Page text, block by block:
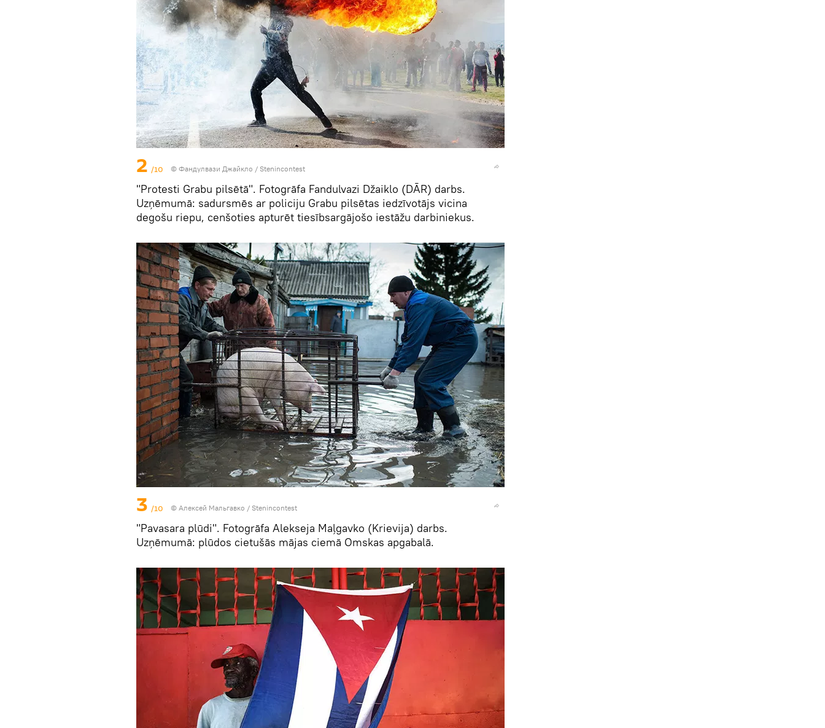
2 /10 © Фандулвази Джайкло / Stenincontest
"Protesti Grabu pilsētā". Fotogrāfa Fandulvazi Džaiklo (DĀR) darbs.
Uzņēmumā: sadursmēs ar policiju Grabu pilsētas iedzīvotājs vicina
degošu riepu, cenšoties apturēt tiesībsargājošo iestāžu darbiniekus.
3 /10 © Алексей Мальгавко / Stenincontest
"Pavasara plūdi". Fotogrāfa Alekseja Maļgavko (Krievija) darbs.
Uzņēmumā: plūdos cietušās mājas ciemā Omskas apgabalā.